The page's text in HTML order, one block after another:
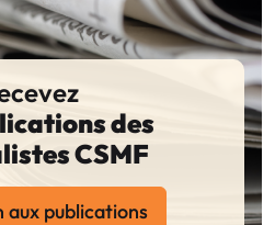
des
CSMF
aux publications